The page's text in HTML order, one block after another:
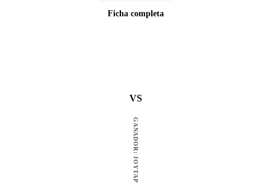
Ficha completa
VS
GANADOR: JOYTAP